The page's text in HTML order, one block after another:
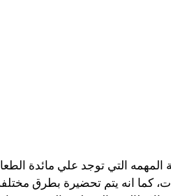
المهمه التي توجد علي مائدة
كما انه يتم تحضيرة بطرق